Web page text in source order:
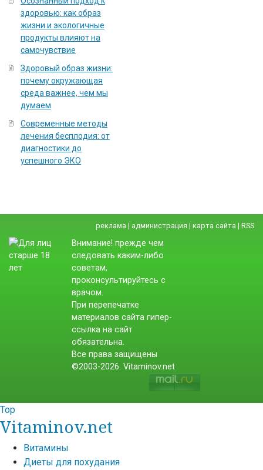
здоровью: как образ
жизни и экологичные
продукты влияют на
самочувствие
Здоровый образ жизни:
почему окружающая
среда важнее, чем мы
думаем
Современные методы
лечения бесплодия: от
диагностики до
успешного ЭКО
реклама | администрация | карта сайта | RSS
Внимание! прежде чем
следовать каким-либо
советам,
проконсультируйтесь с
врачом.
При перепечатке
материалов сайта гипер-
ссылка на сайт
обязательна.
Все права защищены
©2003-2026. Vitaminov.net
Top
Vitaminov.net
Витамины
Диеты для похудания